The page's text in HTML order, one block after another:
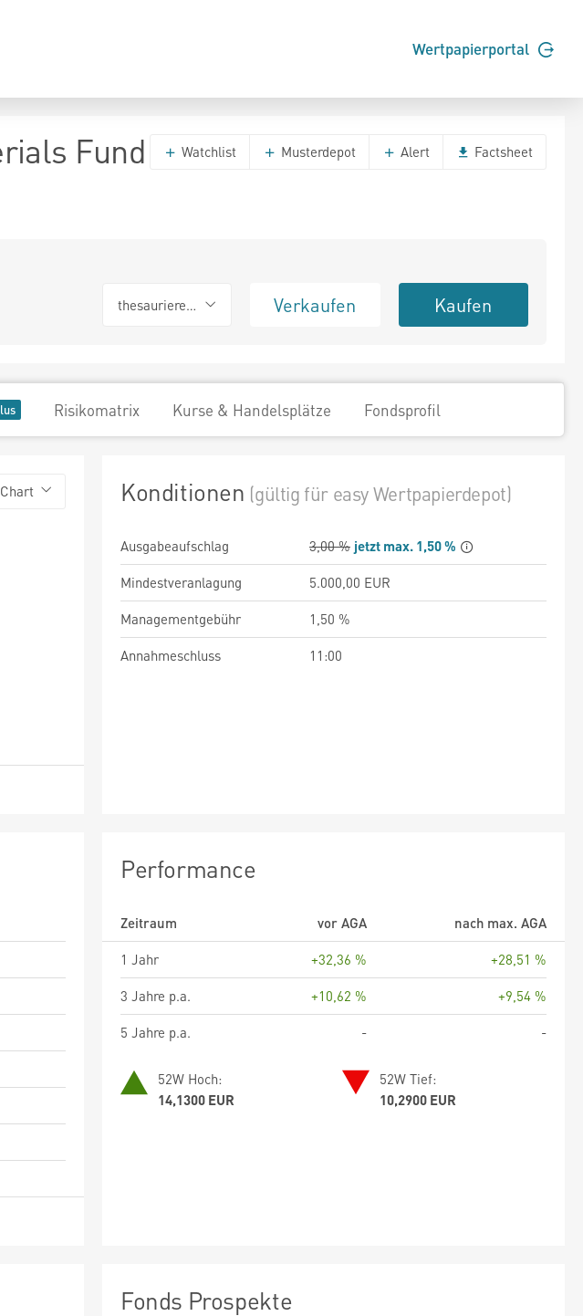
Wertpapierportal
Fund Watchlist Musterdepot Alert Factsheet
thesaurierend Verkaufen Kaufen
Risikomatrix Kurse & Handelsplätze Fondsprofil
Konditionen (gültig für easy Wertpapierdepot)
Ausgabeaufschlag 3,00 % jetzt max. 1,50 %
Mindestveranlagung
5.000,00 EUR
Managementgebühr
1,50 %
Annahmeschluss
11:00
Performance
Zeitraum vor AGA
nach max. AGA
1 Jahr
+32,36 %
+28,51 %
3 Jahre p.a.
+10,62 %
+9,54 %
5 Jahre p.a.
- -
52W Hoch:
14,1300 EUR
52W Tief:
10,2900 EUR
Fonds Prospekte